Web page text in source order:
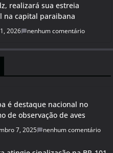
realizará sua estreia
na capital paraibana
2026 nenhum comentário
é destaque nacional no
de observação de aves
7, 2025 nenhum comentário